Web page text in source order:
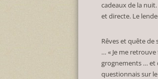
cadeaux de la
et directe. Le
Rêves et quête de
… « Je me
grognements … et
questionnais sur